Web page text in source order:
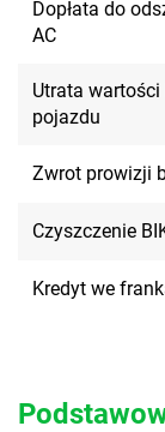
Dopłata do
AC
Utrata
pojazdu
Zwrot prowizji
Czyszczenie
Kredyt we